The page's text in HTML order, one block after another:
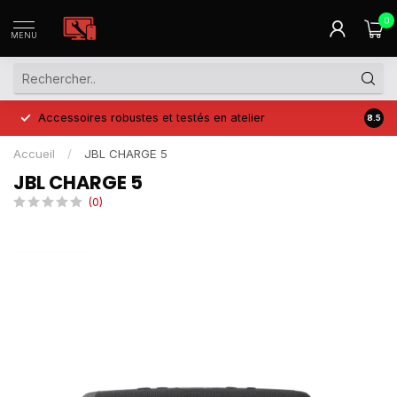
MENU
0
Accessoires robustes et testés en atelier Prix
8.5
Accueil / JBL CHARGE 5
JBL CHARGE 5
(0)